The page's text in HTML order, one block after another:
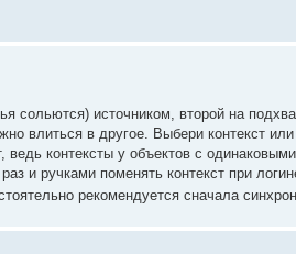
сольются) источником, второй на
влиться в другое. Выбери контекст
ведь контексты у объектов с
и ручками поменять контекст при
рекомендуется сначала